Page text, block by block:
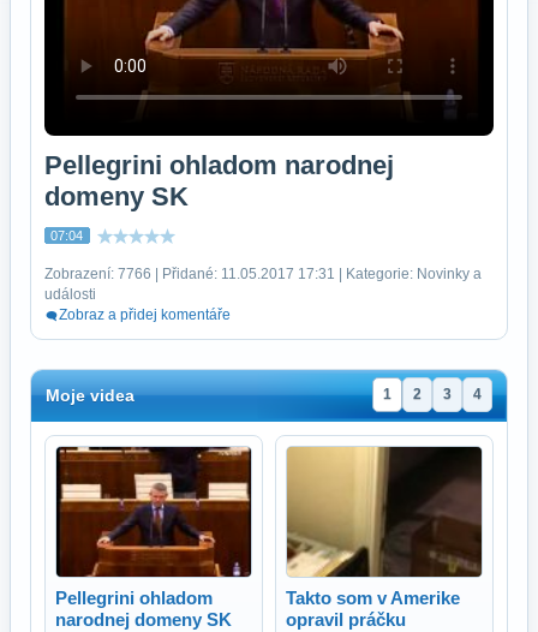
Pellegrini ohladom narodnej
domeny SK
07:04
Zobrazení: 7766 | Přidané: 11.05.2017 17:31 | Kategorie: Novinky a
události
Zobraz a přidej komentáře
Moje videa 1 2 3 4
Pellegrini ohladom
narodnej domeny SK
Takto som v Amerike
opravil práčku